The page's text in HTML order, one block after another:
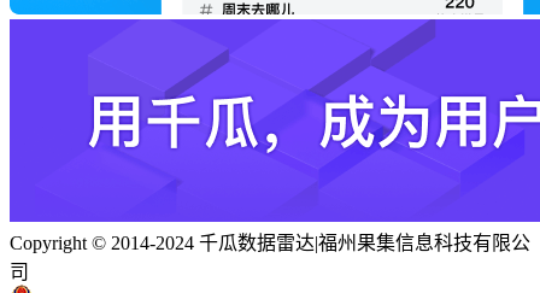
Copyright © 2014-2024 千瓜数据雷达|福州果集信息科技有限公
司